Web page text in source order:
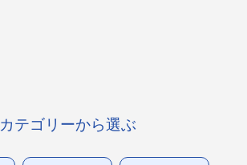
カテゴリーから選ぶ